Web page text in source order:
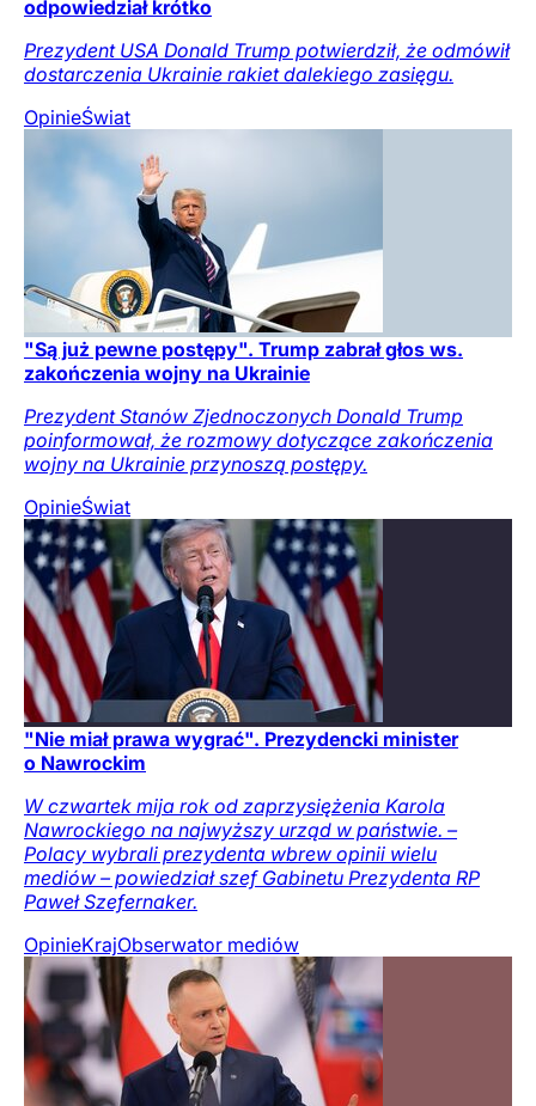
odpowiedział krótko
Prezydent USA Donald Trump potwierdził, że odmówił
dostarczenia Ukrainie rakiet dalekiego zasięgu.
OpinieŚwiat
"Są już pewne postępy". Trump zabrał głos ws.
zakończenia wojny na Ukrainie
Prezydent Stanów Zjednoczonych Donald Trump
poinformował, że rozmowy dotyczące zakończenia
wojny na Ukrainie przynoszą postępy.
OpinieŚwiat
"Nie miał prawa wygrać". Prezydencki minister
o Nawrockim
W czwartek mija rok od zaprzysiężenia Karola
Nawrockiego na najwyższy urząd w państwie. –
Polacy wybrali prezydenta wbrew opinii wielu
mediów – powiedział szef Gabinetu Prezydenta RP
Paweł Szefernaker.
OpinieKrajObserwator mediów